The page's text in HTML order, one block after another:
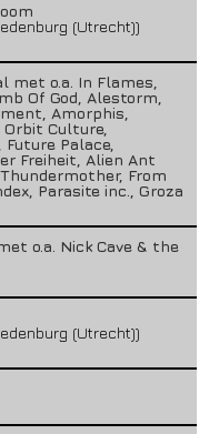
(Utrecht))
met o.a. In Flames,
Of God, Alestorm,
Amorphis,
Culture,
Palace,
Freiheit, Alien Ant
From
Parasite inc., Groza
o.a. Nick Cave & the
(Utrecht))